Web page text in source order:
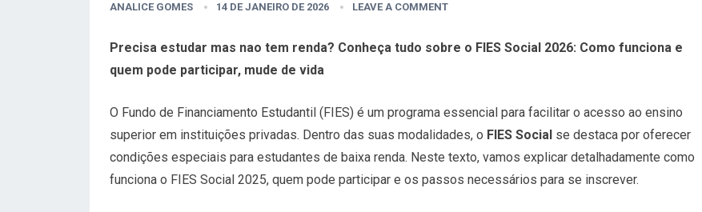
ANALICE GOMES 14 DE JANEIRO DE 2026 LEAVE A COMMENT
Precisa estudar mas nao tem renda? Conheça tudo sobre o FIES Social 2026: Como funciona e
quem pode participar, mude de vida
O Fundo de Financiamento Estudantil (FIES) é um programa essencial para facilitar o acesso ao ensino
superior em instituições privadas. Dentro das suas modalidades, o FIES Social se destaca por oferecer
condições especiais para estudantes de baixa renda. Neste texto, vamos explicar detalhadamente como
funciona o FIES Social 2025, quem pode participar e os passos necessários para se inscrever.